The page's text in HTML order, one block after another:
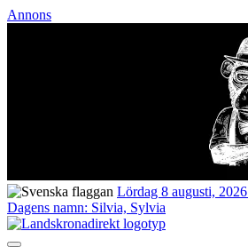
Annons
Lördag 8 augusti, 2026
Dagens namn: Silvia, Sylvia